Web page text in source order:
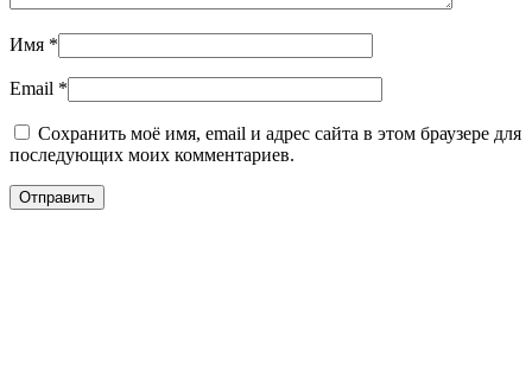
Имя *
Email *
Сохранить моё имя, email и адрес сайта в этом браузере для
последующих моих комментариев.